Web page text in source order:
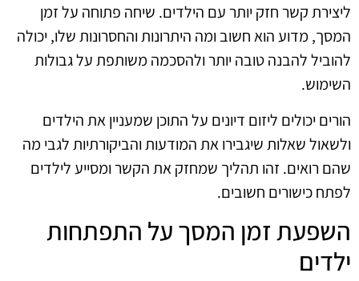
ליצירת קשר חזק יותר עם הילדים. שיחה פתוחה על זמן
המסך, מדוע הוא חשוב ומה היתרונות והחסרונות שלו, יכולה
להוביל להבנה טובה יותר ולהסכמה משותפת על גבולות
השימוש.
הורים יכולים ליזום דיונים על התוכן שמעניין את הילדים
ולשאול שאלות שיגבירו את המודעות והביקורתיות לגבי מה
שהם רואים. זהו תהליך שמחזק את הקשר ומסייע לילדים
לפתח כישורים חשובים.
השפעת זמן המסך על התפתחות
ילדים